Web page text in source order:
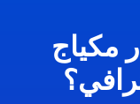
مكياج